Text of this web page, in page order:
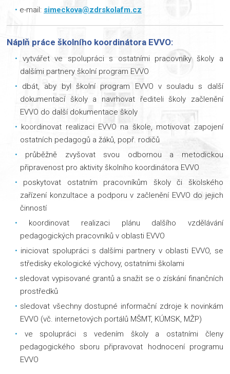
e-mail: simeckova@zdrskolafm.cz
Náplň práce školního koordinátora EVVO:
vytvářet ve spolupráci s ostatními pracovníky školy a
dalšími partnery školní program EVVO
dbát, aby byl školní program EVVO v souladu s další
dokumentací školy a navrhovat řediteli školy začlenění
EVVO do další dokumentace školy
koordinovat realizaci EVVO na škole, motivovat zapojení
ostatních pedagogů a žáků, popř. rodičů
průběžně zvyšovat svou odbornou a metodickou
připravenost pro aktivity školního koordinátora EVVO
poskytovat ostatním pracovníkům školy či školského
zařízení konzultace a podporu v začlenění EVVO do jejich
činností
koordinovat realizaci plánu dalšího vzdělávání
pedagogických pracovníků v oblasti EVVO
iniciovat spolupráci s dalšími partnery v oblasti EVVO, se
středisky ekologické výchovy, ostatními školami
sledovat vypisované grantů a snažit se o získání finančních
prostředků
sledovat všechny dostupné informační zdroje k novinkám
EVVO (vč. internetových portálů MŠMT, KÚMSK, MŽP)
ve spolupráci s vedením školy a ostatními členy
pedagogického sboru připravovat hodnocení programu
EVVO